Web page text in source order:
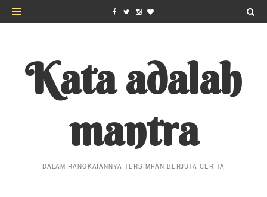
Kata adalah
mantra
DALAM RANGKAIANNYA TERSIMPAN BERJUTA CERITA